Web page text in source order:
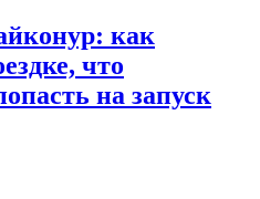
как
что
на запуск